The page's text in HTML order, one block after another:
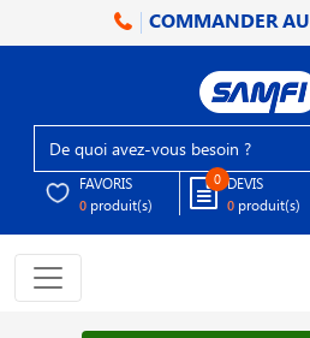
COMMANDER AU
FAVORIS
0 produit(s)
0 DEVIS
0 produit(s)